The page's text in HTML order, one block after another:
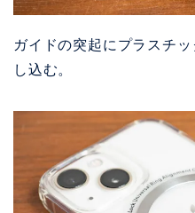
ガイドの突起にプラスチ
し込む。